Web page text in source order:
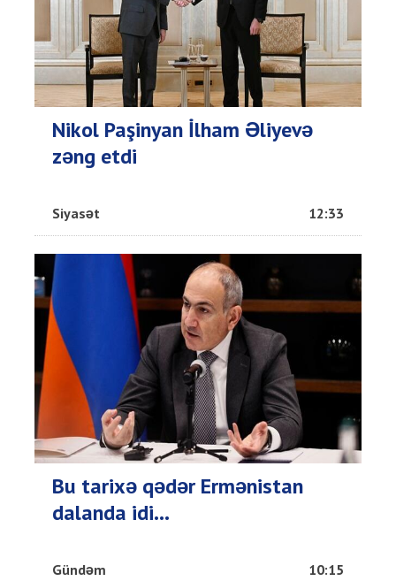
Nikol Paşinyan İlham Əliyevə
zəng etdi
Siyasət 12:33
Bu tarixə qədər Ermənistan
dalanda idi...
Gündəm 10:15